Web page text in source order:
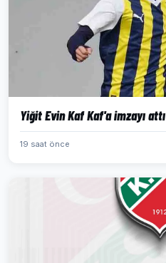
Yiğit Evin Kaf Kaf'a imzayı attı
19 saat önce